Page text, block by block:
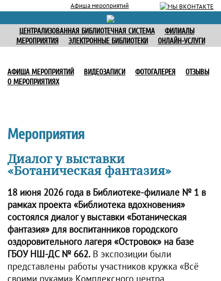
Афиша мероприятий
ЦЕНТРАЛИЗОВАННАЯ БИБЛИОТЕЧНАЯ СИСТЕМА
ФИЛИАЛЫ
МЕРОПРИЯТИЯ
ЭЛЕКТРОННЫЕ БИБЛИОТЕКИ ОНЛАЙН-УСЛУГИ
АФИША МЕРОПРИЯТИЙ ВИДЕОЗАПИСИ ФОТОГАЛЕРЕЯ
ОТЗЫВЫ
О МЕРОПРИЯТИЯХ
Мероприятия
Диалог у выставки
«Ботаническая фантазия»
18 июня 2026 года в Библиотеке-филиале № 1 в
рамках проекта «Библиотека вдохновения»
состоялся диалог у выставки «Ботаническая
фантазия» для воспитанников городского
оздоровительного лагеря «Островок» на базе
ГБОУ НШ-ДС № 662. В экспозиции были
представлены работы участников кружка «Всё
своими руками» Комплексного центра